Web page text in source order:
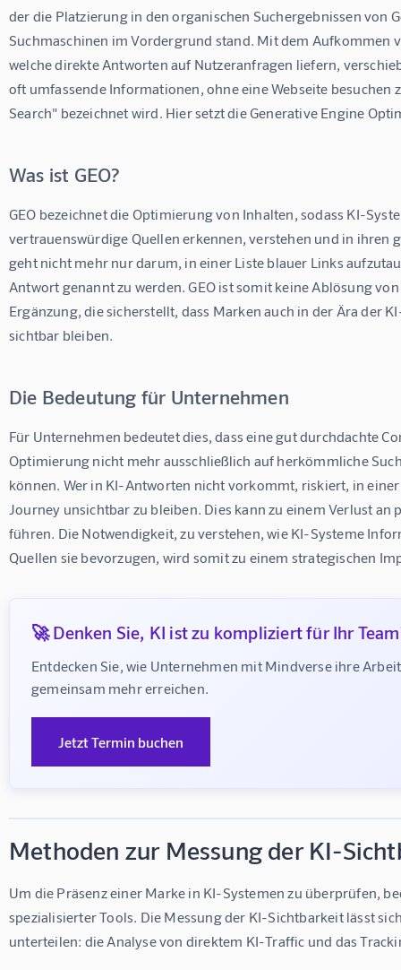
der die Platzierung in den organischen Suchergebnissen von
Suchmaschinen im Vordergrund stand. Mit dem Aufkommen
welche direkte Antworten auf Nutzeranfragen liefern,
oft umfassende Informationen, ohne eine Webseite besuchen
Search" bezeichnet wird. Hier setzt die Generative Engine
Was ist GEO?
GEO bezeichnet die Optimierung von Inhalten, sodass KI-
vertrauenswürdige Quellen erkennen, verstehen und in ihren
geht nicht mehr nur darum, in einer Liste blauer Links
Antwort genannt zu werden. GEO ist somit keine Ablösung
Ergänzung, die sicherstellt, dass Marken auch in der Ära der
sichtbar bleiben.
Die Bedeutung für Unternehmen
Für Unternehmen bedeutet dies, dass eine gut durchdachte
Optimierung nicht mehr ausschließlich auf herkömmliche
können. Wer in KI-Antworten nicht vorkommt, riskiert, in
Journey unsichtbar zu bleiben. Dies kann zu einem Verlust
führen. Die Notwendigkeit, zu verstehen, wie KI-Systeme
Quellen sie bevorzugen, wird somit zu einem strategischen
🚀 Denken Sie, KI ist zu kompliziert für Ihr
Entdecken Sie, wie Unternehmen mit Mindverse ihre
gemeinsam mehr erreichen.
Jetzt Termin buchen
Methoden zur Messung der KI-
Um die Präsenz einer Marke in KI-Systemen zu überprüfen,
spezialisierter Tools. Die Messung der KI-Sichtbarkeit lässt
unterteilen: die Analyse von direktem KI-Traffic und das